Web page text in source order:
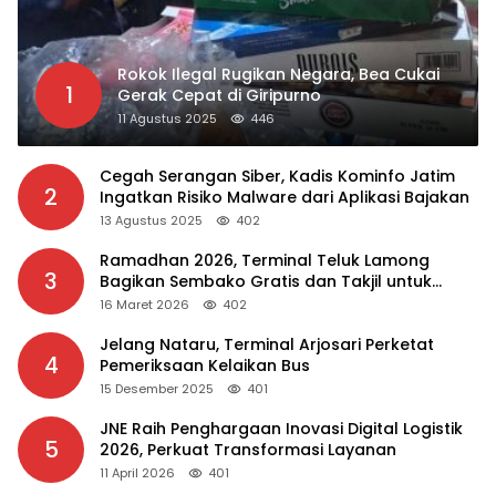
1
Rokok Ilegal Rugikan Negara, Bea Cukai
Gerak Cepat di Giripurno
11 Agustus 2025 446
2
Cegah Serangan Siber, Kadis Kominfo Jatim
Ingatkan Risiko Malware dari Aplikasi Bajakan
13 Agustus 2025 402
3
Ramadhan 2026, Terminal Teluk Lamong
Bagikan Sembako Gratis dan Takjil untuk
Masyarakat
16 Maret 2026 402
4
Jelang Nataru, Terminal Arjosari Perketat
Pemeriksaan Kelaikan Bus
15 Desember 2025 401
5
JNE Raih Penghargaan Inovasi Digital Logistik
2026, Perkuat Transformasi Layanan
11 April 2026 401